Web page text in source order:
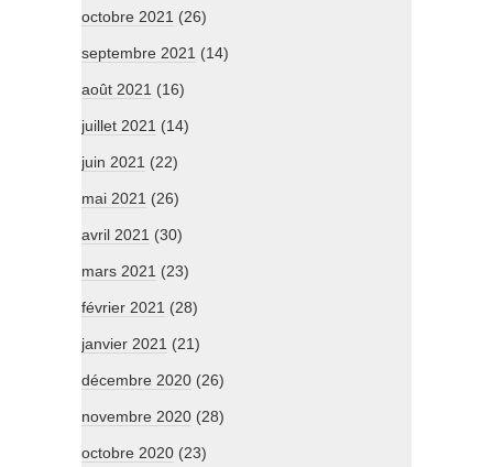
octobre 2021 (26)
septembre 2021 (14)
août 2021 (16)
juillet 2021 (14)
juin 2021 (22)
mai 2021 (26)
avril 2021 (30)
mars 2021 (23)
février 2021 (28)
janvier 2021 (21)
décembre 2020 (26)
novembre 2020 (28)
octobre 2020 (23)